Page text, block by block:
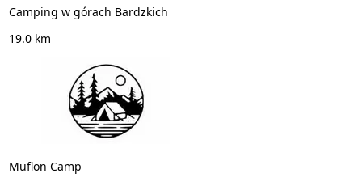
Camping w górach Bardzkich
19.0 km
Muflon Camp